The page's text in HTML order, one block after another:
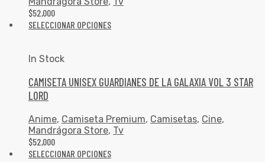
$52,000
SELECCIONAR OPCIONES
In Stock
CAMISETA UNISEX GUARDIANES DE LA GALAXIA VOL 3 STAR
LORD
Anime, Camiseta Premium, Camisetas, Cine,
Mandrágora Store, Tv
$52,000
SELECCIONAR OPCIONES